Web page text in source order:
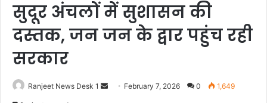
सुदूर अंचलों में सुशासन की
दस्तक, जन जन के द्वार पहुंच रही
सरकार
Ranjeet News Desk 1 February 7, 2026 0 1,649